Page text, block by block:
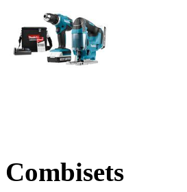
Combisets